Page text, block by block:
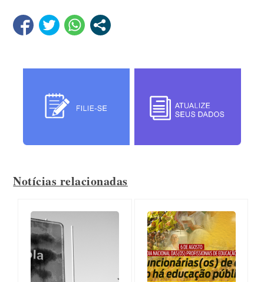
Notícias relacionadas